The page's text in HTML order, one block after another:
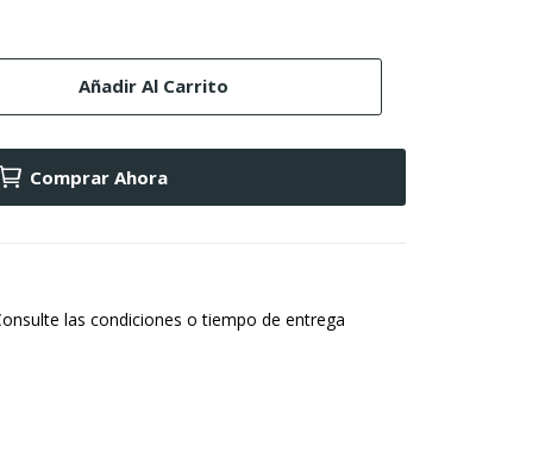
Añadir Al Carrito
Comprar Ahora
las condiciones o tiempo de entrega